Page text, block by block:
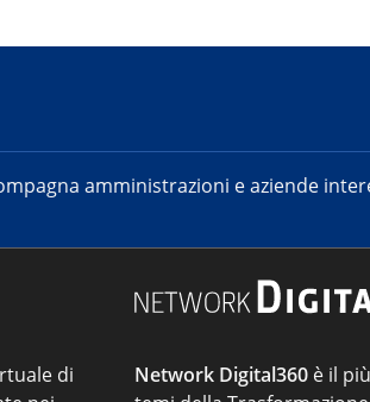
amministrazioni e aziende
di
Network Digital360 è il